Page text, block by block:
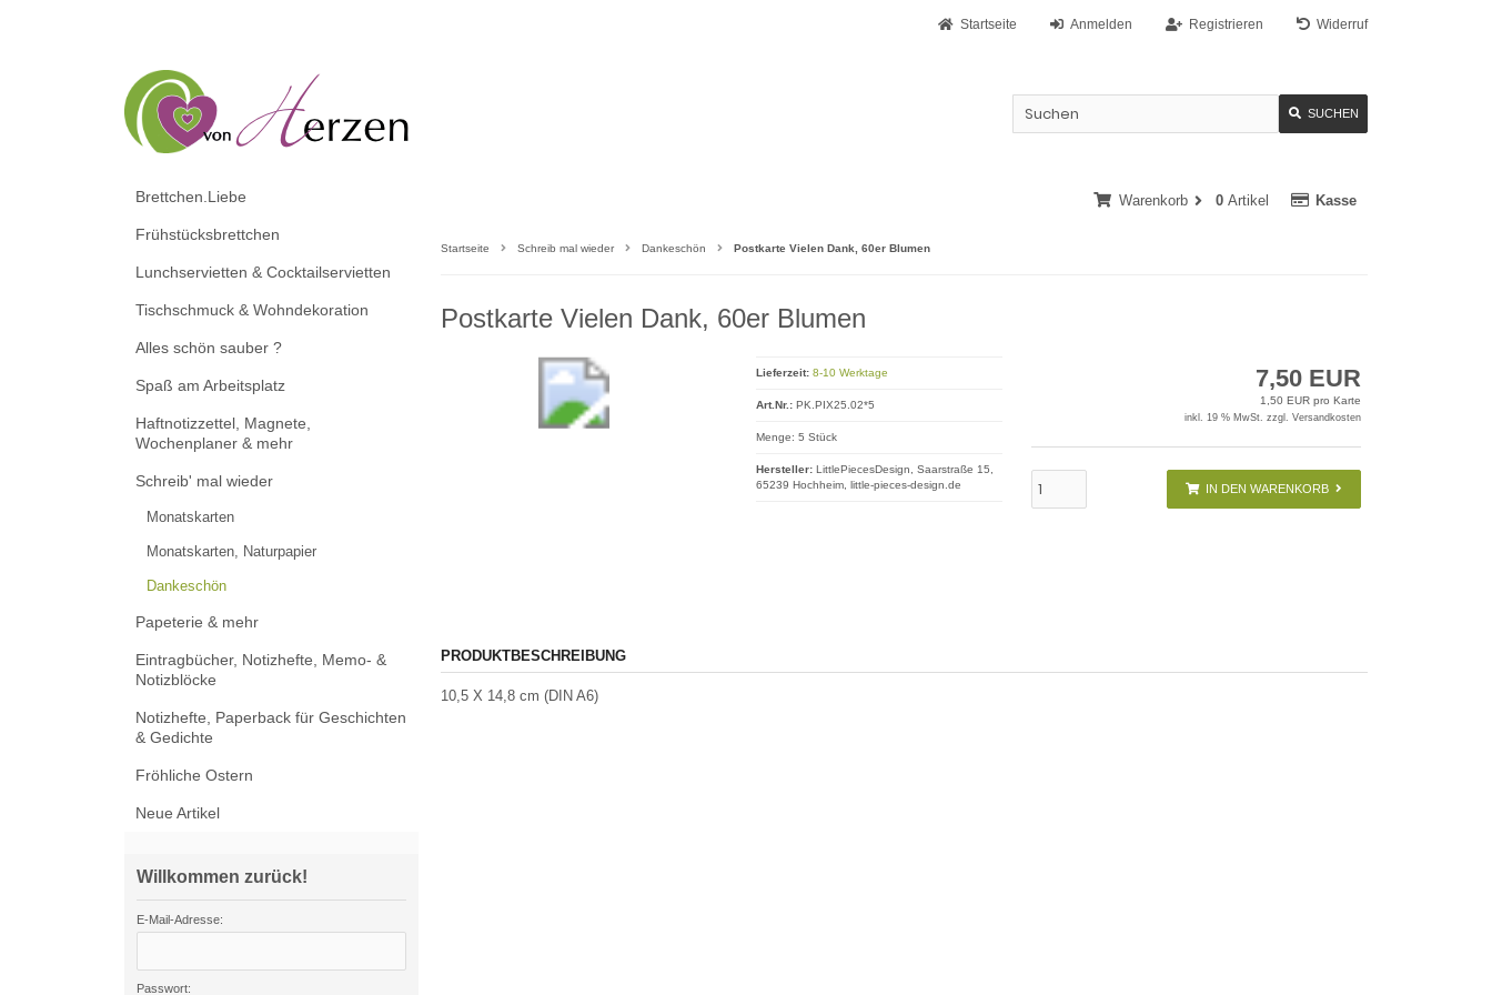
Widerruf
Registrieren
Anmelden
Startseite
SUCHEN
Kasse
Warenkorb 0 Artikel
Startseite Schreib mal wieder Dankeschön Postkarte Vielen Dank, 60er Blumen
Postkarte Vielen Dank, 60er Blumen
7,50 EUR
1,50 EUR pro Karte
inkl. 19 % MwSt. zzgl. Versandkosten
IN DEN WARENKORB
Lieferzeit: 8-10 Werktage
Art.Nr.: PK.PIX25.02*5
Menge: 5 Stück
Hersteller: LittlePiecesDesign, Saarstraße 15,
65239 Hochheim, little-pieces-design.de
PRODUKTBESCHREIBUNG
10,5 X 14,8 cm (DIN A6)
Brettchen.Liebe
Frühstücksbrettchen
Lunchservietten & Cocktailservietten
Tischschmuck & Wohndekoration
Alles schön sauber ?
Spaß am Arbeitsplatz
Haftnotizzettel, Magnete,
Wochenplaner & mehr
Schreib' mal wieder
Monatskarten
Monatskarten, Naturpapier
Dankeschön
Papeterie & mehr
Eintragbücher, Notizhefte, Memo- &
Notizblöcke
Notizhefte, Paperback für Geschichten
& Gedichte
Fröhliche Ostern
Neue Artikel
Willkommen zurück!
E-Mail-Adresse:
Passwort: